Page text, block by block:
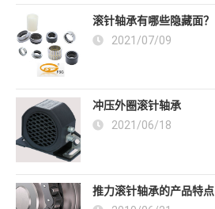
滚针轴承有哪些隐藏面？
2021/07/09
冲压外圈滚针轴承
2021/06/18
推力滚针轴承的产品特点